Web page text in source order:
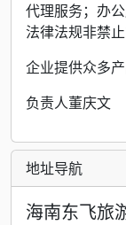
代理服务；办
法律法规非禁
企业提供众多产
负责人董庆文
地址导航
海南东飞旅